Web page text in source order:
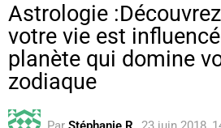
Astrologie
votre vie est
planète qui domine
zodiaque